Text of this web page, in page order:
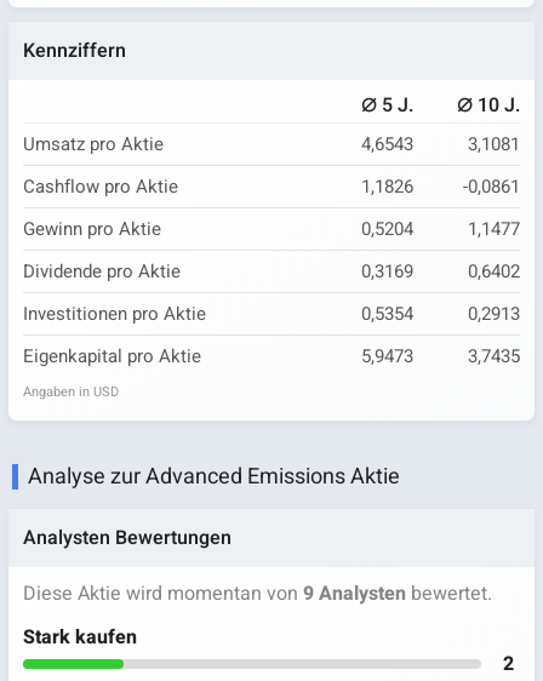
Kennziffern
⌀ 5 J. ⌀ 10 J.
Umsatz pro Aktie 4,6543
3,1081
Cashflow pro Aktie
1,1826
-0,0861
Gewinn pro Aktie
0,5204
1,1477
Dividende pro Aktie
0,3169
0,6402
Investitionen pro Aktie
0,5354
0,2913
Eigenkapital pro Aktie
5,9473 3,7435
Angaben in USD
Analyse zur Advanced Emissions Aktie
Analysten Bewertungen
Diese Aktie wird momentan von 9 Analysten bewertet.
Stark kaufen
2